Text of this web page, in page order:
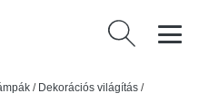
Keresés:
/ Dekorációs világítás /
– Star Trading